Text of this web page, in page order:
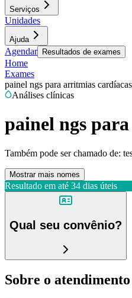
Serviços
Unidades
Ajuda
Agendar Resultados de exames
Home
Exames
painel ngs para arritmias
Análises clínicas
painel ngs
Também pode ser chamado de:
Mostrar mais nomes
Resultado em até 34 dias úteis
Qual seu convênio?
Sobre o atendimento